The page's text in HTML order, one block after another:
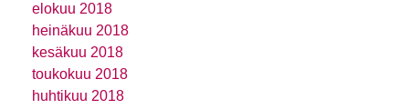
elokuu 2018
heinäkuu 2018
kesäkuu 2018
toukokuu 2018
huhtikuu 2018